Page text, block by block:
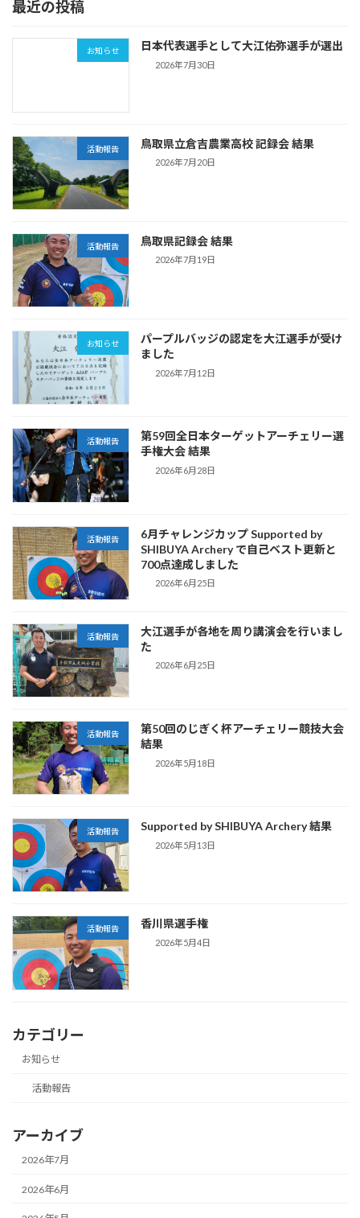
最近の投稿
お知らせ 日本代表選手として大江佑弥選手が選出
2026年7月30日
活動報告 鳥取県立倉吉農業高校 記録会 結果
2026年7月20日
活動報告 鳥取県記録会 結果
2026年7月19日
お知らせ
パープルバッジの認定を大江選手が受け
ました
2026年7月12日
活動報告
第59回全日本ターゲットアーチェリー選
手権大会 結果
2026年6月28日
活動報告
6月チャレンジカップ Supported by
SHIBUYA Archery で自己ベスト更新と
700点達成しました
2026年6月25日
活動報告
大江選手が各地を周り講演会を行いまし
た
2026年6月25日
活動報告
第50回のじぎく杯アーチェリー競技大会
結果
2026年5月18日
活動報告 Supported by SHIBUYA Archery 結果
2026年5月13日
活動報告 香川県選手権
2026年5月4日
カテゴリー
お知らせ
活動報告
アーカイブ
2026年7月
2026年6月